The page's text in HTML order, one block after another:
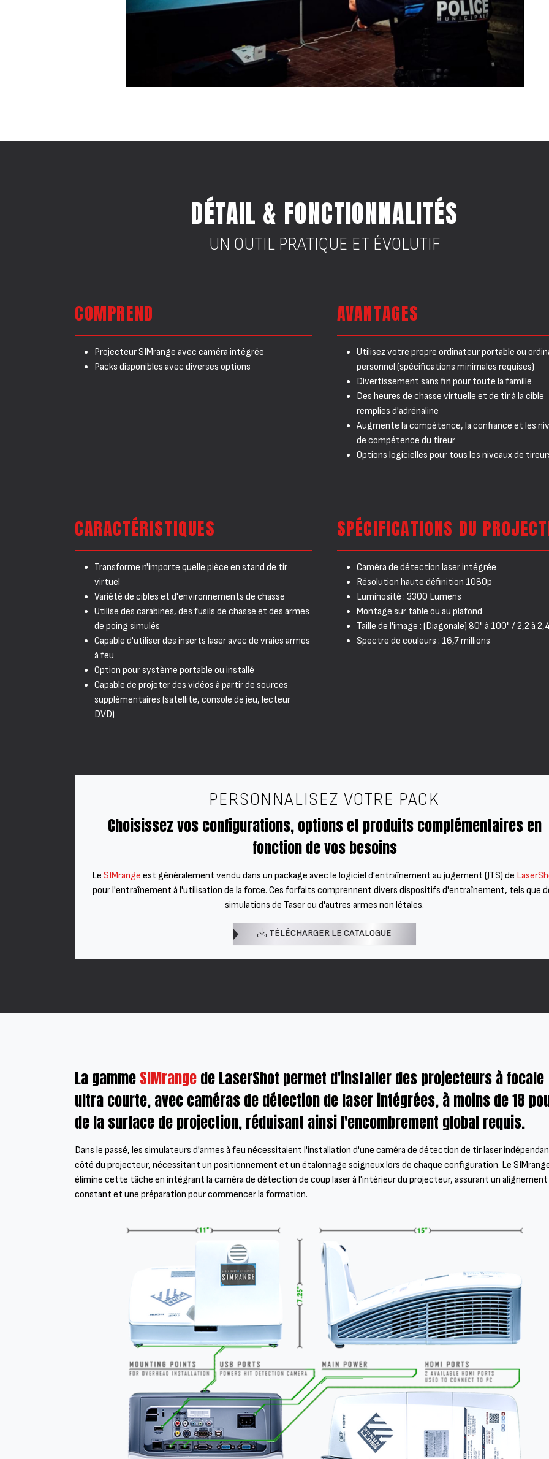
Video
DÉTAIL & FONCTIONNALITÉS
UN OUTIL PRATIQUE ET ÉVOLUTIF
COMPREND
Projecteur SIMrange avec caméra intégrée
Packs disponibles avec diverses options
AVANTAGES
Utilisez votre propre ordinateur portable ou
personnel (spécifications minimales requises)
Divertissement sans fin pour toute la famille
Des heures de chasse virtuelle et de tir à la cible
remplies d'adrénaline
Augmente la compétence, la confiance et les
de compétence du tireur
Options logicielles pour tous les niveaux de
CARACTÉRISTIQUES
Transforme n'importe quelle pièce en stand de tir
virtuel
Variété de cibles et d'environnements de chasse
Utilise des carabines, des fusils de chasse et des armes
de poing simulés
Capable d'utiliser des inserts laser avec de vraies armes
à feu
Option pour système portable ou installé
Capable de projeter des vidéos à partir de sources
supplémentaires (satellite, console de jeu, lecteur
DVD)
SPÉCIFICATIONS DU
Caméra de détection laser intégrée
Résolution haute définition 1080p
Luminosité : 3300 Lumens
Montage sur table ou au plafond
Taille de l'image : (Diagonale) 80" à 100" / 2,2 à
Spectre de couleurs : 16,7 millions
PERSONNALISEZ VOTRE PACK
Choisissez vos configurations, options et produits complémentaires en
fonction de vos besoins
Le SIMrange est généralement vendu dans un package avec le logiciel d'entraînement au jugement (JTS) de
pour l'entraînement à l'utilisation de la force. Ces forfaits comprennent divers dispositifs d'entraînement, tels que
simulations de Taser ou d'autres armes non létales.
TÉLÉCHARGER LE CATALOGUE
La gammeSIMrangede LaserShot permet d'installer des projecteurs à focale
ultra courte, avec caméras de détection de laser intégrées, à moins de 18
de la surface de projection, réduisant ainsi l'encombrement global requis.
Dans le passé, les simulateurs d'armes à feu nécessitaient l'installation d'une caméra de détection de tir laser
côté du projecteur, nécessitant un positionnement et un étalonnage soigneux lors de chaque configuration. Le
élimine cette tâche en intégrant la caméra de détection de coup laser à l'intérieur du projecteur, assurant un alignement
constant et une préparation pour commencer la formation.